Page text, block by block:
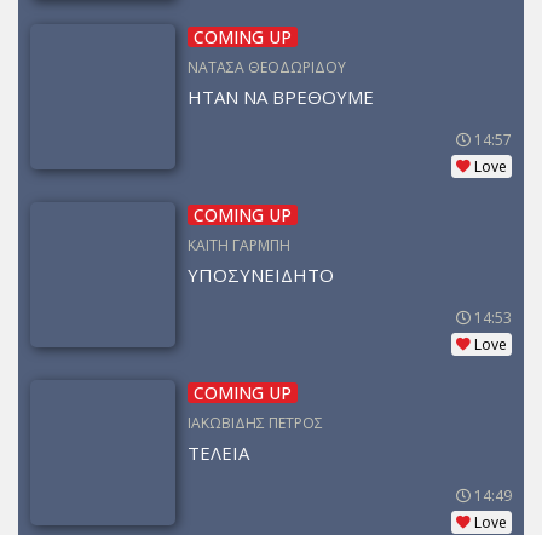
COMING UP
ΝΑΤΑΣΑ ΘΕΟΔΩΡΙΔΟΥ
ΗΤΑΝ ΝΑ ΒΡΕΘΟΥΜΕ
14:57
Love
COMING UP
ΚΑΙΤΗ ΓΑΡΜΠΗ
ΥΠΟΣΥΝΕΙΔΗΤΟ
14:53
Love
COMING UP
ΙΑΚΩΒΙΔΗΣ ΠΕΤΡΟΣ
ΤΕΛΕΙΑ
14:49
Love